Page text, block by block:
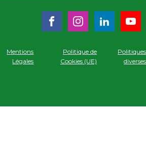
Mentions
Légales
Politique de
Cookies (UE)
Politiques
diverses